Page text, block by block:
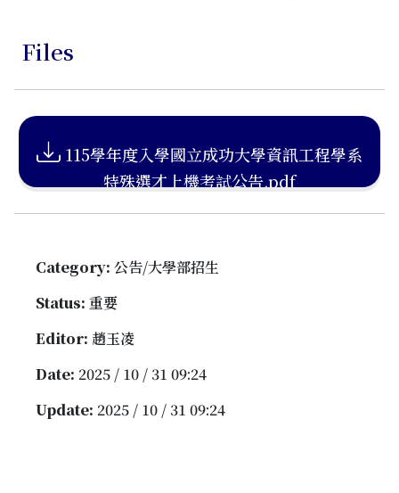
Files
特殊選才上機考試公告.pdf
Category: 公告/大學部招生
Status: 重要
Editor: 趙玉凌
Date: 2025 / 10 / 31 09:24
Update: 2025 / 10 / 31 09:24